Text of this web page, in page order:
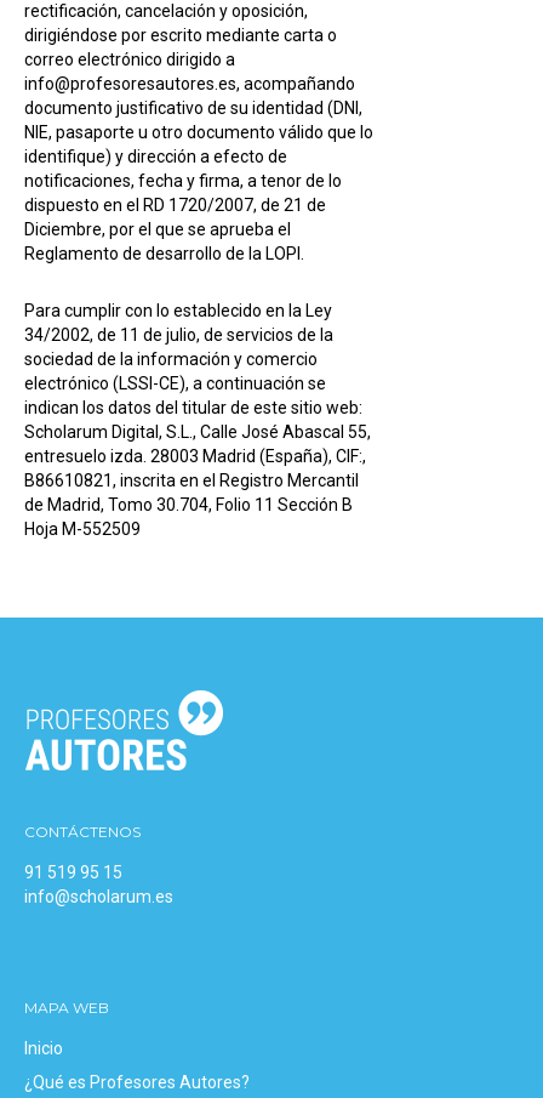
rectificación, cancelación y oposición,
dirigiéndose por escrito mediante carta o
correo electrónico dirigido a
info@profesoresautores.es, acompañando
documento justificativo de su identidad (DNI,
NIE, pasaporte u otro documento válido que lo
identifique) y dirección a efecto de
notificaciones, fecha y firma, a tenor de lo
dispuesto en el RD 1720/2007, de 21 de
Diciembre, por el que se aprueba el
Reglamento de desarrollo de la LOPI.
Para cumplir con lo establecido en la Ley
34/2002, de 11 de julio, de servicios de la
sociedad de la información y comercio
electrónico (LSSI-CE), a continuación se
indican los datos del titular de este sitio web:
Scholarum Digital, S.L., Calle José Abascal 55,
entresuelo izda. 28003 Madrid (España), CIF:,
B86610821, inscrita en el Registro Mercantil
de Madrid, Tomo 30.704, Folio 11 Sección B
Hoja M-552509
CONTÁCTENOS
91 519 95 15
info@scholarum.es
MAPA WEB
Inicio
¿Qué es Profesores Autores?